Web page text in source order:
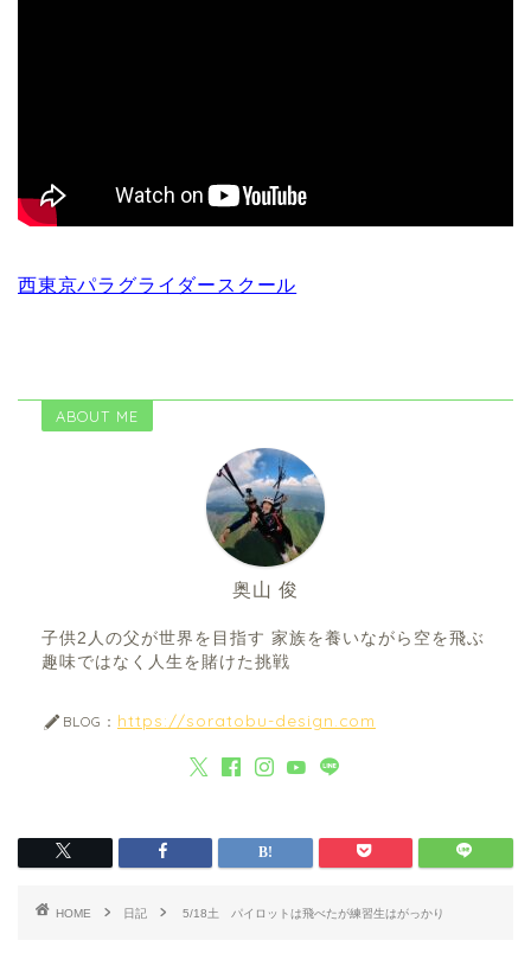
西東京パラグライダースクール
ABOUT ME
奥山 俊
子供2人の父が世界を目指す 家族を養いながら空を飛ぶ
趣味ではなく人生を賭けた挑戦
BLOG： https://soratobu-design.com
HOME 日記 5/18土 パイロットは飛べたが練習生はがっかり